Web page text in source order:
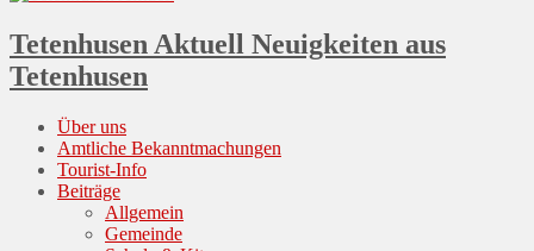
Tetenhusen Aktuell Neuigkeiten aus
Tetenhusen
Menu
Skip
content
Über uns
Amtliche Bekanntmachungen
Tourist-Info
Beiträge
Allgemein
Gemeinde